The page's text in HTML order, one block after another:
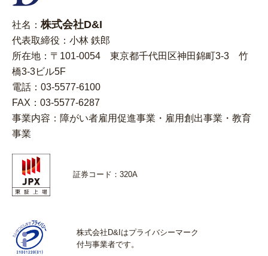
社名：株式会社D&I
代表取締役：小林 鉄郎
所在地：〒101-0054 東京都千代田区神田錦町3-3 竹
橋3-3ビル5F
電話：03-5577-6100
FAX：03-5577-6287
事業内容：障がい者雇用促進事業・雇用創出事業・教育
事業
証券コード：320A
株式会社D&Iはプライバシーマーク
付与事業者です。